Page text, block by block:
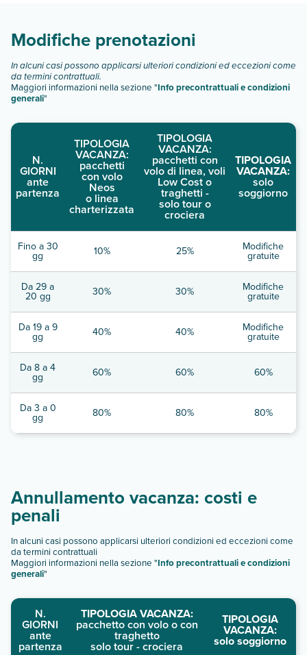
Modifiche prenotazioni
In alcuni casi possono applicarsi ulteriori condizioni ed eccezioni come
da termini contrattuali.
Maggiori informazioni nella sezione "Info precontrattuali e condizioni
generali"
N.
GIORNI
ante
partenza
TIPOLOGIA
VACANZA:
pacchetti
con volo
Neos
o linea
charterizzata
TIPOLOGIA
VACANZA:
pacchetti con
volo di linea, voli
Low Cost o
traghetti -
solo tour o
crociera
TIPOLOGIA
VACANZA:
solo
soggiorno
Fino a 30
gg 10% 25% Modifiche
gratuite
Da 29 a
20 gg 30% 30% Modifiche
gratuite
Da 19 a 9
gg 40% 40% Modifiche
gratuite
Da 8 a 4
gg 60% 60% 60%
Da 3 a 0
gg 80% 80% 80%
Annullamento vacanza: costi e
penali
In alcuni casi possono applicarsi ulteriori condizioni ed eccezioni come
da termini contrattuali
Maggiori informazioni nella sezione "Info precontrattuali e condizioni
generali"
N.
GIORNI
ante
partenza
TIPOLOGIA VACANZA:
pacchetto con volo o con
traghetto
solo tour - crociera
TIPOLOGIA
VACANZA:
solo soggiorno